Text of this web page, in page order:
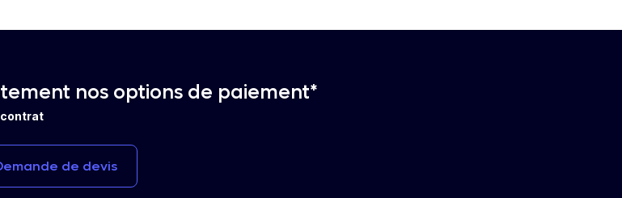
nos options de paiement*
contrat
de devis